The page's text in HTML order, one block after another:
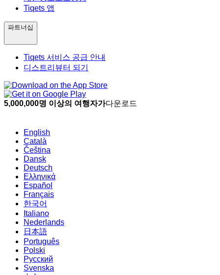
Tiqets 앱
파트너십
Tiqets 서비스 공급 안내
디스트리뷰터 되기
5,000,000명 이상의 여행자가다운로드
English
Català
Čeština
Dansk
Deutsch
Ελληνικά
Español
Français
한국어
Italiano
Nederlands
日本語
Português
Polski
Русский
Svenska